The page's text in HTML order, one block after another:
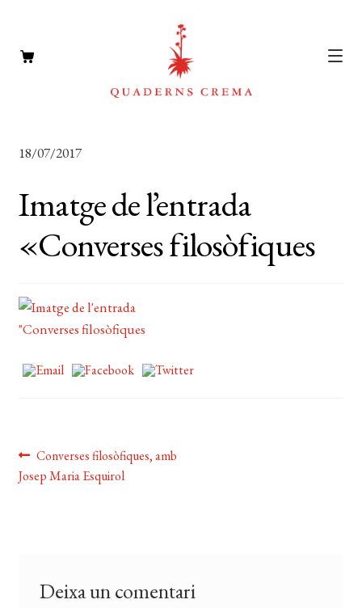
NOTÍCIES
L’EDITORIAL
EL MEU COMPTE
WISHLIST
18/07/2017
Imatge de l’entrada
«Converses filosòfiques
Navegació
d'entrades
Entrada
anterior:
Converses filosòfiques, amb
Josep Maria Esquirol
Deixa un comentari